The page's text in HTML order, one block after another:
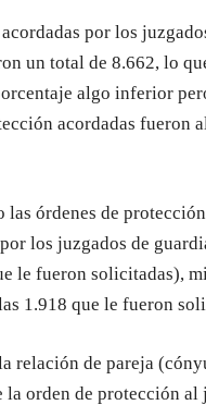
por los
un total de 8.662, lo
algo inferior
acordadas fueron
las órdenes de
los juzgados de
le fueron solicitadas),
1.918 que le fueron
relación de pareja
orden de protección